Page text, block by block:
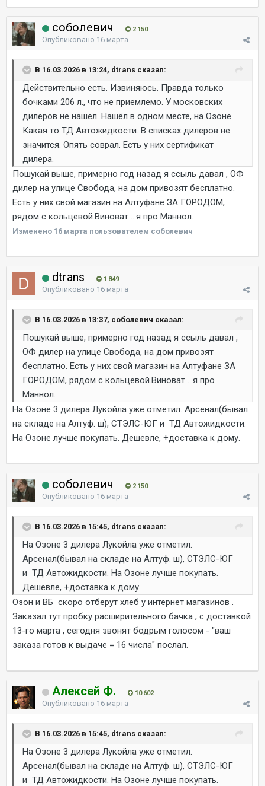
соболевич 2 150
Опубликовано 16 марта
В 16.03.2026 в 13:24, dtrans сказал:
Действительно есть. Извиняюсь. Правда только
бочками 206 л., что не приемлемо. У московских
дилеров не нашел. Нашёл в одном месте, на Озоне.
Какая то ТД Автожидкости. В списках дилеров не
значится. Опять соврал. Есть у них сертификат
дилера.
Пошукай выше, примерно год назад я ссыль давал , ОФ
дилер на улице Свобода, на дом привозят бесплатно.
Есть у них свой магазин на Алтуфане ЗА ГОРОДОМ,
рядом с кольцевой.Виноват ...я про Маннол.
Изменено 16 марта пользователем соболевич
dtrans 1 849
Опубликовано 16 марта
В 16.03.2026 в 13:37, соболевич сказал:
Пошукай выше, примерно год назад я ссыль давал ,
ОФ дилер на улице Свобода, на дом привозят
бесплатно. Есть у них свой магазин на Алтуфане ЗА
ГОРОДОМ, рядом с кольцевой.Виноват ...я про
Маннол.
На Озоне 3 дилера Лукойла уже отметил. Арсенал(бывал
на складе на Алтуф. ш), СТЭЛС-ЮГ и ТД Автожидкости.
На Озоне лучше покупать. Дешевле, +доставка к дому.
соболевич 2 150
Опубликовано 16 марта
В 16.03.2026 в 15:45, dtrans сказал:
На Озоне 3 дилера Лукойла уже отметил.
Арсенал(бывал на складе на Алтуф. ш), СТЭЛС-ЮГ
и ТД Автожидкости. На Озоне лучше покупать.
Дешевле, +доставка к дому.
Озон и ВБ скоро отберут хлеб у интернет магазинов .
Заказал тут пробку расширительного бачка , с доставкой
13-го марта , сегодня звонят бодрым голосом - "ваш
заказа готов к выдаче = 16 числа" послал.
Алексей Ф. 10 602
Опубликовано 16 марта
В 16.03.2026 в 15:45, dtrans сказал:
На Озоне 3 дилера Лукойла уже отметил.
Арсенал(бывал на складе на Алтуф. ш), СТЭЛС-ЮГ
и ТД Автожидкости. На Озоне лучше покупать.